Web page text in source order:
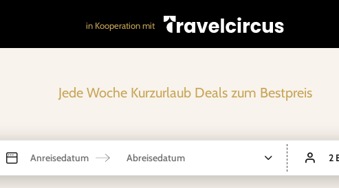
in Kooperation mit
Jede Woche Kurzurlaub Deals zum Bestpreis
Anreisedatum Abreisedatum 2